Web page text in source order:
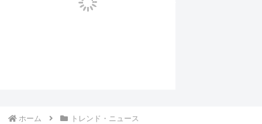
ホーム トレンド・ニュース